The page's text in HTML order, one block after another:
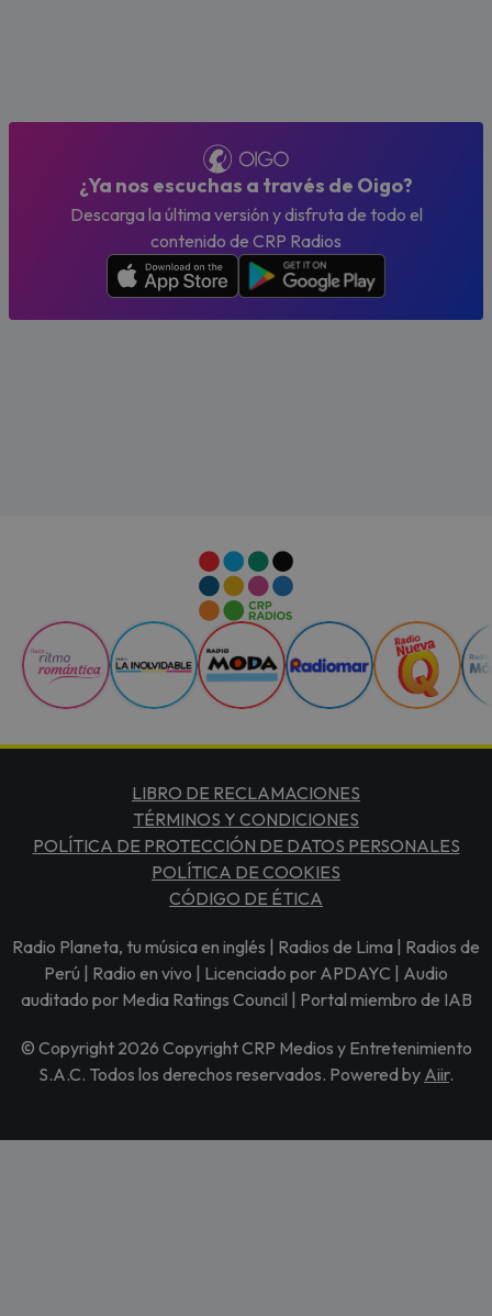
¿Ya nos escuchas a través de Oigo?
Descarga la última versión y disfruta de todo el
contenido de CRP Radios
LIBRO DE RECLAMACIONES
TÉRMINOS Y CONDICIONES
POLÍTICA DE PROTECCIÓN DE DATOS PERSONALES
POLÍTICA DE COOKIES
CÓDIGO DE ÉTICA
Radio Planeta, tu música en inglés | Radios de Lima | Radios de
Perú | Radio en vivo | Licenciado por APDAYC | Audio
auditado por Media Ratings Council | Portal miembro de IAB
© Copyright 2026 Copyright CRP Medios y Entretenimiento
S.A.C. Todos los derechos reservados. Powered by Aiir.